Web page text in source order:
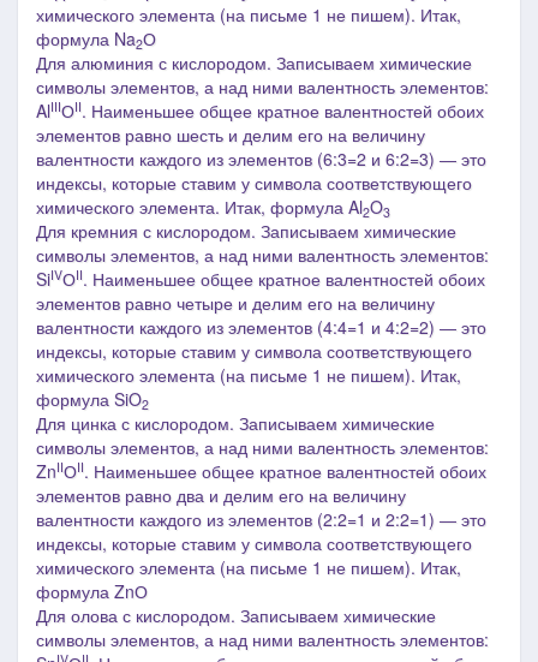
химического элемента (на письме 1 не пишем). Итак,
формула Na2О
Для алюминия с кислородом. Записываем химические
символы элементов, а над ними валентность элементов:
AlIIIОII. Наименьшее общее кратное валентностей обоих
элементов равно шесть и делим его на величину
валентности каждого из элементов (6:3=2 и 6:2=3) ― это
индексы, которые ставим у символа соответствующего
химического элемента. Итак, формула Al2O3
Для кремния с кислородом. Записываем химические
символы элементов, а над ними валентность элементов:
SiIVОII. Наименьшее общее кратное валентностей обоих
элементов равно четыре и делим его на величину
валентности каждого из элементов (4:4=1 и 4:2=2) ― это
индексы, которые ставим у символа соответствующего
химического элемента (на письме 1 не пишем). Итак,
формула SiO2
Для цинка с кислородом. Записываем химические
символы элементов, а над ними валентность элементов:
ZnIIОII. Наименьшее общее кратное валентностей обоих
элементов равно два и делим его на величину
валентности каждого из элементов (2:2=1 и 2:2=1) ― это
индексы, которые ставим у символа соответствующего
химического элемента (на письме 1 не пишем). Итак,
формула ZnО
Для олова с кислородом. Записываем химические
символы элементов, а над ними валентность элементов: